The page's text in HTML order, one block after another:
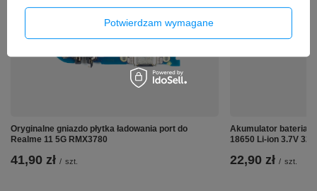
Oryginalne gniazdo płytka ładowania port do
Realme 11 5G RMX3780
41,90 zł / szt.
Akumulator bateria
18650 Li-ion 3.7V
22,90 zł / szt.
Potwierdzam wymagane